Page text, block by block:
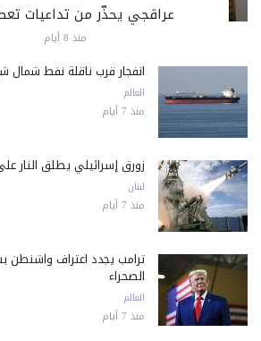
عراقجي يحذّر من تداعيات
منذ 8 أيام
انفجار قرب ناقلة نفط شمال
العالم
منذ 7 أيام
زورق إسرائيلي يطلق النار
لبنان
منذ 7 أيام
ترامب يجدد اعتراف واشنطن
الصحراء
العالم
منذ 7 أيام